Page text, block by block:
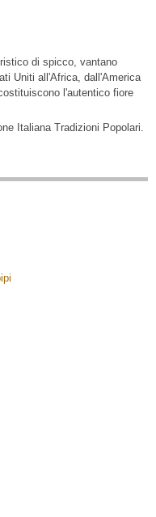
di spicco, vantano
Uniti all'Africa, dall'America
l'autentico fiore
Italiana Tradizioni Popolari.